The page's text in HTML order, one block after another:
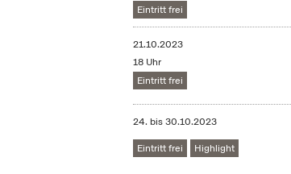
Eintritt frei
21.10.2023
18 Uhr
Eintritt frei
24. bis30.10.2023
Eintritt frei Highlight